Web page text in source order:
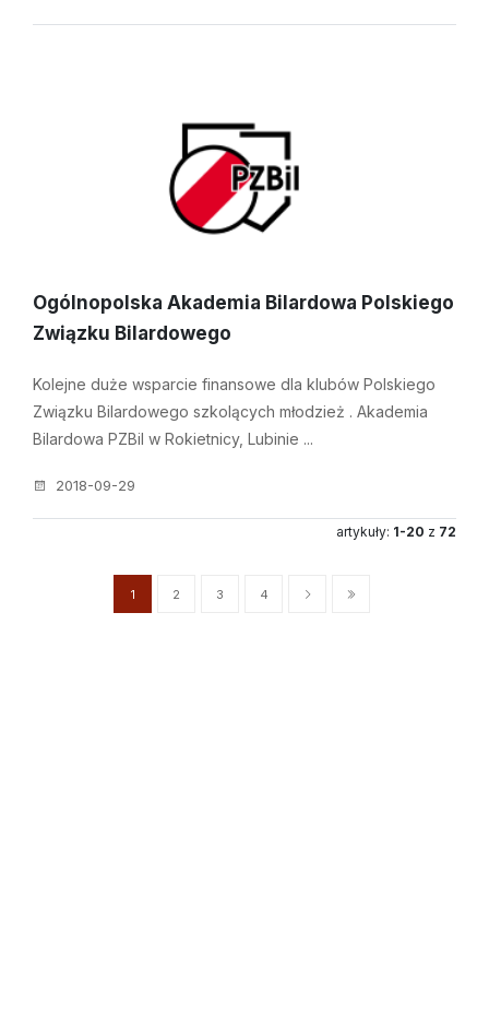
Ogólnopolska Akademia Bilardowa Polskiego
Związku Bilardowego
Kolejne duże wsparcie finansowe dla klubów Polskiego
Związku Bilardowego szkolących młodzież . Akademia
Bilardowa PZBil w Rokietnicy, Lubinie ...
2018-09-29
artykuły: 1-20 z 72
1 2 3 4